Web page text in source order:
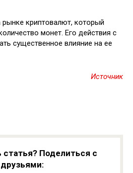
криптовалют, который
монет. Его действия с
существенное влияние на ее
Источник
статья? Поделиться с
друзьями: